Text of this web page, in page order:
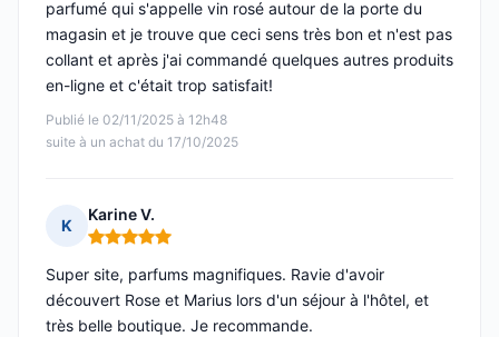
Publié le 02/11/2025 à 12h48
suite à un achat du 17/10/2025
parfumé qui s'appelle vin rosé autour de la porte du
magasin et je trouve que ceci sens très bon et n'est pas
collant et après j'ai commandé quelques autres produits
en-ligne et c'était trop satisfait!
K
Karine V.
Note : 5 sur 5
Super site, parfums magnifiques. Ravie d'avoir
découvert Rose et Marius lors d'un séjour à l'hôtel, et
très belle boutique. Je recommande.